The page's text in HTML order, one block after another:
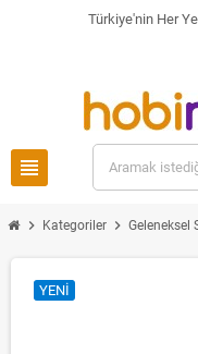
Türkiye'nin Her
view_headline
chevron_right Kategoriler chevron_right Geleneksel
YENI